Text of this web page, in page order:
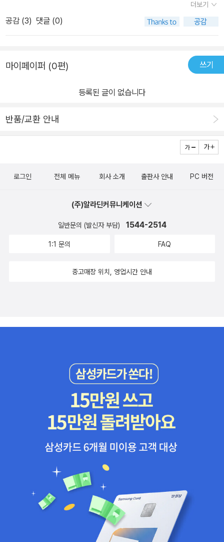
화정점 소개글 사진에 후문 사진이 있으니 참고하시구요... 참고로, 거
기가 큰길에서 보자면, 롯데마트 - 알라딘 화정점 - 이마트... 이렇게
한 길로 연결됩니다. 그러니깐...알라딘 화정점은 이마트와 롯데마트
에도 있던데... (위치는 살짝 다름) 아마 건물 옆 상가 분 게 아닌 가 싶
이게 화정점 소개글 보니 역시 있어서.... ㅋㅋ 중요한 건 아니니 패스
을 내려가면 이렇게 입구가 보입니다. ㅎ 저는 오점 10시쯤 갔는데
사자재 같은게 있었거든요... 그래서 혹시 아직 공사중인가 싶어서...
요~ 쾌적합니다. 책장과 책장 사이도 넓어서 찾아볼때 다른 사람과
아주 좋았습니다. 조용하기까지 해서 흡사 도서관 온 것 같은 착각이
들 정도였습니다. ㅎㅎ 새로 오픈한 곳이라, 비치된 책이나 음반, dvd
그냥 기우였습니다. 위 사진 처럼, 상품 검색 컴퓨터가 3대 정도 있었
어 있었네요. 직원분들도 아주 친절하시구요~ ㅎㅎ (구매후 평가에
에 가까웠구요 '상'도 약간 중고느낌이 나지만 그래도 아주 상태가 좋
았어요... 그래서 망설임 없이 구입결정!! 했어요. 이렇게 다섯개 샀어
요... 금액은 5만원 좀 안되게 나왔더라구요. 원하던 것들이었는데, 대
부분 품절되어서 중고로밖에 살 수 없는 것들이었어요. ㅎ 혹, 차를
가져가실 분들은 공영 주차장에 하면 된다고 되어 있던데요... 참고하
시구요. 아님 롯데마트에 세워도 될 거 같아요... 거긴 구매 영수증만
있으면 1시간까지는 무료고1만원 이상 사면 2시간 무료라고 하던데
가급적 공영 주차장 이용하시길 권합니다~ ^^) 이상, 저의 화정점 이
용 후기였습니다. ^^
더보기
공감 (3) 댓글 (0)
마이페이퍼 (0편) 쓰기
등록된 글이 없습니다
반품/교환 안내
로그인 전체 메뉴 회사 소개 출판사 안내 PC 버전
(주)알라딘커뮤니케이션
일반문의 (발신자 부담) 1544-2514
1:1 문의 FAQ
중고매장 위치, 영업시간 안내